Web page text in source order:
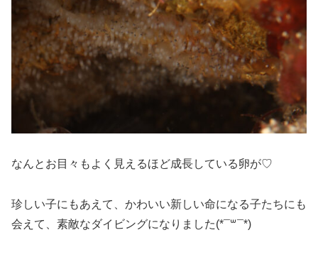
なんとお目々もよく見えるほど成長している卵が♡
珍しい子にもあえて、かわいい新しい命になる子たちにも
会えて、素敵なダイビングになりました(*¯꒳¯*)